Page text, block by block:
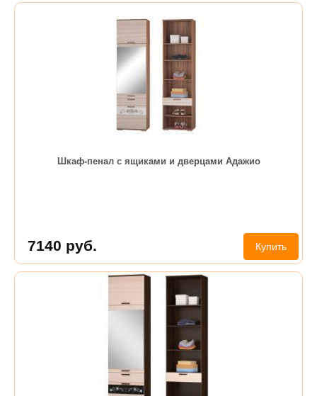
Шкаф-пенал с ящиками и дверцами Адажио
7140 руб. Купить